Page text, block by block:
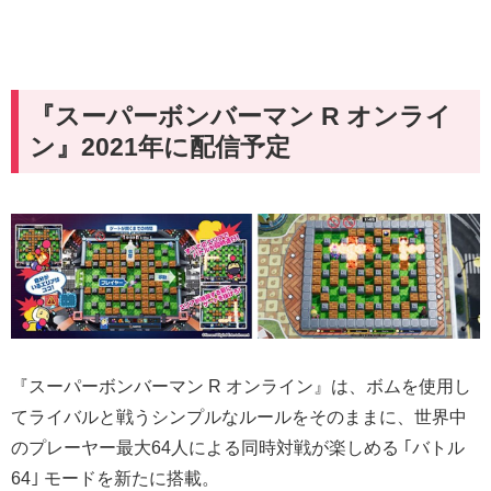
『スーパーボンバーマン R オンライ
ン』2021年に配信予定
『スーパーボンバーマン R オンライン』は、ボムを使用し
てライバルと戦うシンプルなルールをそのままに、世界中
のプレーヤー最大64人による同時対戦が楽しめる ｢バトル
64｣ モードを新たに搭載。